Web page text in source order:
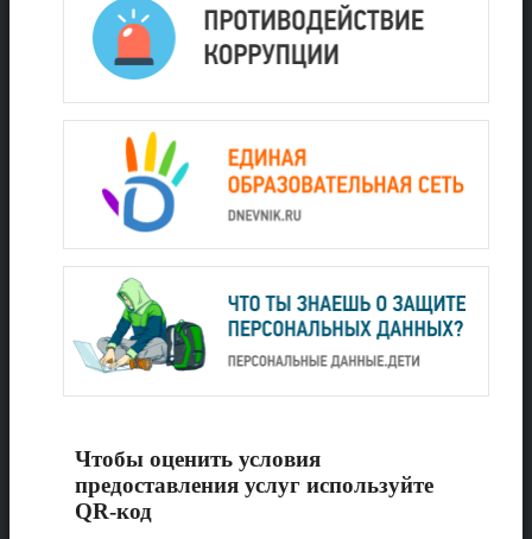
Чтобы оценить условия
предоставления услуг используйте
QR-код